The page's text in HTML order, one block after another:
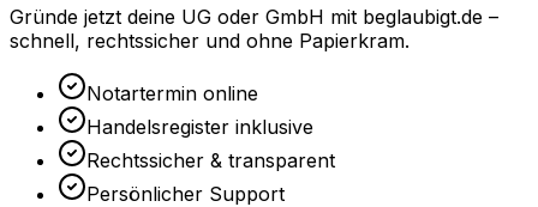
Gründe jetzt deine UG oder GmbH mit beglaubigt.de –
schnell, rechtssicher und ohne Papierkram.
Notartermin online
Handelsregister inklusive
Rechtssicher & transparent
Persönlicher Support